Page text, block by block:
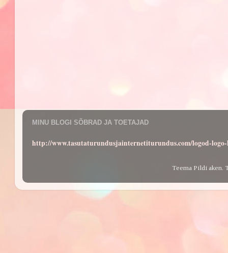
MINU BLOGI SÕBRAD JA TOETAJAD
http://www.tasutaturundusjainternetiturundus.com/logod-
Teema Pildi aken.